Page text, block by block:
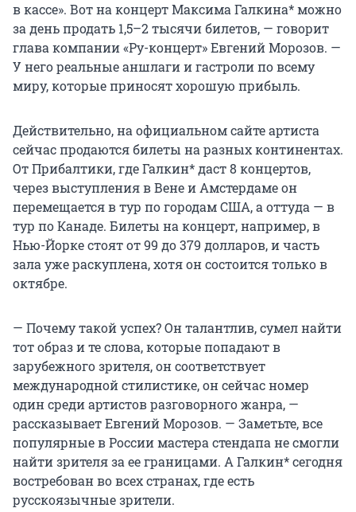
в кассе». Вот на концерт Максима Галкина* можно
за день продать 1,5–2 тысячи билетов, — говорит
глава компании «Ру-концерт» Евгений Морозов. —
У него реальные аншлаги и гастроли по всему
миру, которые приносят хорошую прибыль.
Действительно, на официальном сайте артиста
сейчас продаются билеты на разных континентах.
От Прибалтики, где Галкин* даст 8 концертов,
через выступления в Вене и Амстердаме он
перемещается в тур по городам США, а оттуда — в
тур по Канаде. Билеты на концерт, например, в
Нью-Йорке стоят от 99 до 379 долларов, и часть
зала уже раскуплена, хотя он состоится только в
октябре.
— Почему такой успех? Он талантлив, сумел найти
тот образ и те слова, которые попадают в
зарубежного зрителя, он соответствует
международной стилистике, он сейчас номер
один среди артистов разговорного жанра, —
рассказывает Евгений Морозов. — Заметьте, все
популярные в России мастера стендапа не смогли
найти зрителя за ее границами. А Галкин* сегодня
востребован во всех странах, где есть
русскоязычные зрители.